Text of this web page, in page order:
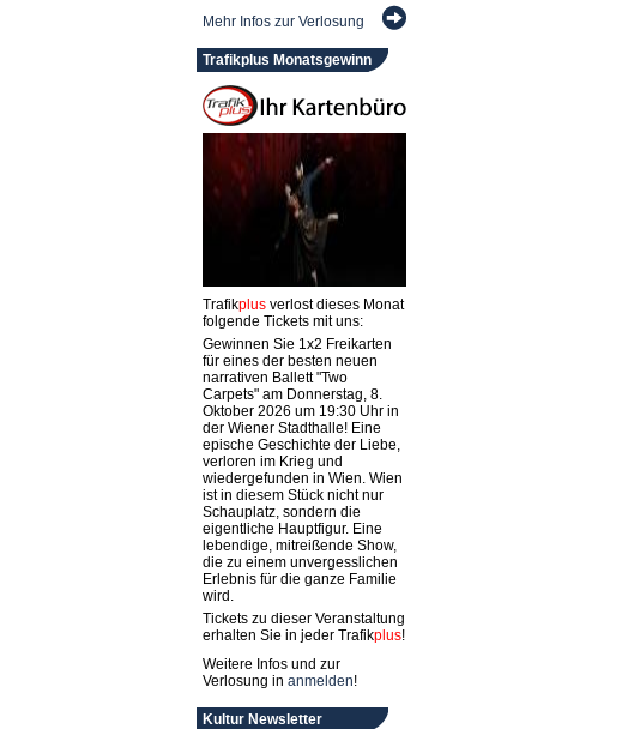
Mehr Infos zur Verlosung
Trafikplus Monatsgewinn
Trafikplusverlost dieses Monat
folgende Tickets mit uns:
Gewinnen Sie 1x2 Freikarten
für eines der besten neuen
narrativen Ballett "Two
Carpets" am Donnerstag, 8.
Oktober 2026 um 19:30 Uhr in
der Wiener Stadthalle! Eine
epische Geschichte der Liebe,
verloren im Krieg und
wiedergefunden in Wien. Wien
ist in diesem Stück nicht nur
Schauplatz, sondern die
eigentliche Hauptfigur. Eine
lebendige, mitreißende Show,
die zu einem unvergesslichen
Erlebnis für die ganze Familie
wird.
Tickets zu dieser Veranstaltung
erhalten Sie in jeder Trafikplus!
Weitere Infos und zur
Verlosung in anmelden!
Kultur Newsletter